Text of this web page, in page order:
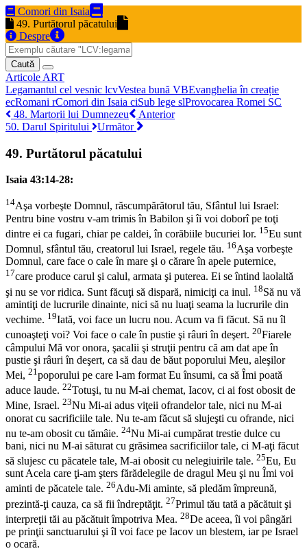
Comori din Isaia
49. Purtătorul păcatului
Despre
Caută
Articole ART
Legamantul cel vesnic lcvVestea bună VBEvanghelia în creație
ecRomani rComori din Isaia ciSub lege slProvocarea Romei SC
48. Martorii lui Dumnezeu
Anterior
50. Darul Spiritului
Următor
49. Purtătorul păcatului
Isaia 43:14-28:
14Aşa vorbeşte Domnul, răscumpărătorul tău, Sfântul lui Israel:
Pentru bine vostru v-am trimis în Babilon şi îi voi doborî pe toţi
dintre ei ca fugari, chiar pe caldei, în corăbiile bucuriei lor. 15Eu sunt
Domnul, sfântul tău, creatorul lui Israel, regele tău. 16Aşa vorbeşte
Domnul, care face o cale în mare şi o cărare în apele puternice,
17care produce carul şi calul, armata şi puterea. Ei se întind laolaltă
şi nu se vor ridica. Sunt făcuţi să dispară, nimiciţi ca inul. 18Să nu vă
amintiţi de lucrurile dinainte, nici să nu luaţi seama la lucrurile din
vechime. 19Iată, voi face un lucru nou. Acum va fi făcut. Să nu îl
cunoaşteţi voi? Voi face o cale în pustie şi râuri în deşert. 20Fiarele
câmpului Mă vor onora, şacalii şi struţii pentru că am dat ape în
pustie şi râuri în deşert, ca să dau de băut poporului Meu, aleşilor
Mei, 21 poporului pe care l-am format Eu însumi, ca să Îmi poată
aduce laude. 22Totuşi, tu nu M-ai chemat, Iacov, ci ai fost obosit de
Mine, Israel. 23Nu Mi-ai adus viţeii ofrandelor tale, nici nu M-ai
onorat cu sacrificiile tale. Nu te-am făcut să slujeşti cu ofrande, nici
nu te-am obosit cu tămâie. 24Nu Mi-ai cumpărat trestie dulce cu
bani, nici nu M-ai săturat cu grăsimea sacrificiilor tale, ci M-aţi făcut
să slujesc cu păcatele tale, M-ai obosit cu nelegiuirile tale. 25Eu, Eu
sunt Acela care ţi-am şters fărădelegile de dragul Meu şi nu Îmi voi
aminti de păcatele tale. 26Adu-Mi aminte, să pledăm împreună,
prezintă-ţi cauza, ca să fii îndreptăţit. 27Primul tău tată a păcătuit şi
interpreţii tăi au păcătuit împotriva Mea. 28De aceea, îi voi pângări
pe prinţii sanctuarului şi îl voi face pe Iacov un blestem, iar pe Israel
o ocară.